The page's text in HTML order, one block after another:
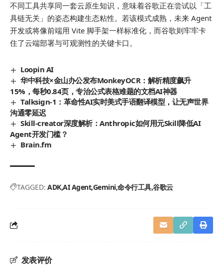
不同工具共享同一套云原生知识，意味着谷歌正在尝试以「工
具链无关」的姿态构建生态粘性。若该模式成熟，未来 Agent
开发或将像前端用 Vite 脚手架一样标准化，而谷歌则牢牢卡
住了云端部署与可观测性的关键卡口。
Loopin AI
华中科技×金山办公发布MonkeyOCR：解析精度飙升
15%，每秒0.84页，专治公式表格难题的文档AI神器
Talksign-1：革命性AI实时美式手语翻译模型，让无声世界
沟通零延迟
Skill-creator深度解析：Anthropic如何用元Skill降低AI
Agent开发门槛？
Brain.fm
TAGGED: ADKAI Agent Gemini命令行工具谷歌云
发表评价